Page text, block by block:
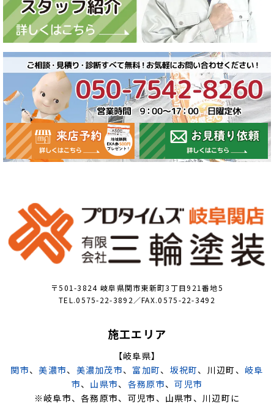
〒501-3824 岐阜県関市東新町3丁目921番地5
TEL.0575-22-3892／FAX.0575-22-3492
施工エリア
【岐阜県】
関市、美濃市、 美濃加茂市、 富加町、 坂祝町、川辺町、 岐阜
市、 山県市、 各務原市、可児市
※岐阜市、各務原市、可児市、山県市、川辺町に